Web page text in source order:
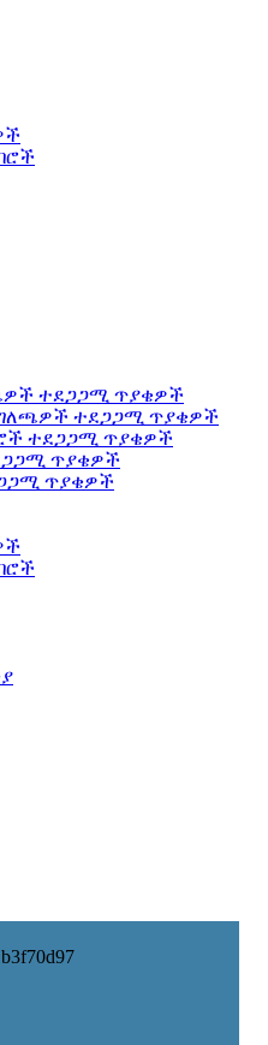
ተደጋጋሚ ጥያቄዎች
ተደጋጋሚ ጥያቄዎች
ተደጋጋሚ ጥያቄዎች
ጥያቄዎች
ጥያቄዎች